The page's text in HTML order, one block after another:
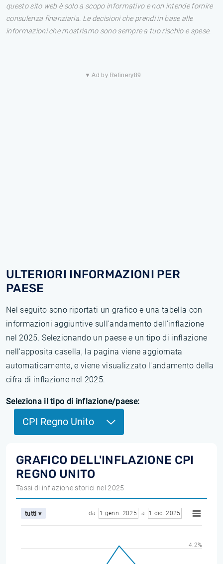
questo sito web è solo a scopo informativo e non intende fornire
consulenza finanziaria. Le decisioni che prendi in base alle
informazioni che mostriamo sono sempre a tuo rischio e spese.
▼ Ad by Refinery89
ULTERIORI INFORMAZIONI PER
PAESE
Nel seguito sono riportati un grafico e una tabella con
informazioni aggiuntive sull'andamento dell'inflazione
nel 2025. Selezionando un paese e un tipo di inflazione
nell'apposita casella, la pagina viene aggiornata
automaticamente, e viene visualizzato l'andamento della
cifra di inflazione nel 2025.
Seleziona il tipo di inflazione/paese:
CPI Regno Unito
GRAFICO DELL'INFLAZIONE CPI
REGNO UNITO
Tassi di inflazione storici nel 2025
tutti ▾ da 1 genn. 2025 a 1 dic. 2025
4.2%